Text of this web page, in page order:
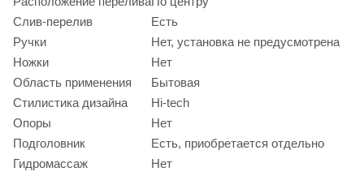
Слив-перелив
Есть
Ручки
Нет, установка не предусмотрена
Ножки
Нет
Область применения
Бытовая
Стилистика дизайна
Hi-tech
Опоры
Нет
Подголовник
Есть, приобретается отдельно
Гидромассаж
Нет